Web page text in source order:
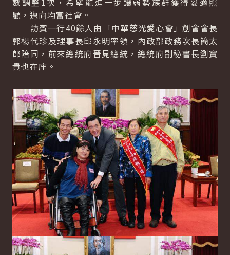
顧，邁向均富社會。
訪賓一行40餘人由「中華慈光愛心會」創會會長
郭楊代珍及理事長邱永明率領，內政部政務次長簡太
郎陪同，前來總統府晉見總統，總統府副秘書長劉寶
貴也在座。